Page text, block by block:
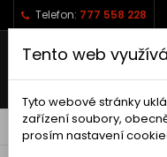
Telefon: 777 558 228
 
Tento web
Tyto webové stránky
zařízení soubory,
prosím nastavení